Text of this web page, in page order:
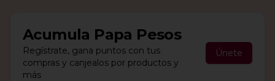
Acumula Papa Pesos
Regístrate, gana puntos con tus
compras y canjealos por productos y
más
Únete